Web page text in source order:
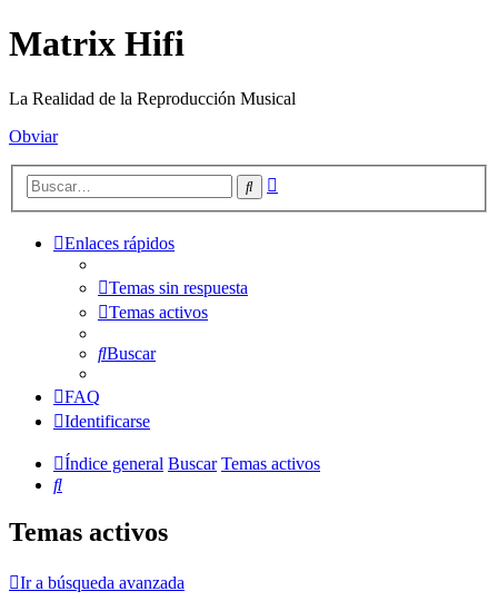
Matrix Hifi
La Realidad de la Reproducción Musical
Obviar
Buscar
Enlaces rápidos
Temas sin respuesta
Temas activos
Buscar
FAQ
Identificarse
Índice general Buscar Temas activos
Buscar
Temas activos
Ir a búsqueda avanzada